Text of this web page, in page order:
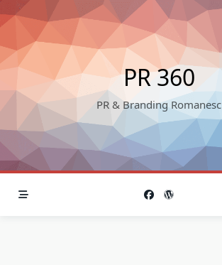
Skip
to
content
PR 360
PR & Branding Romanesc